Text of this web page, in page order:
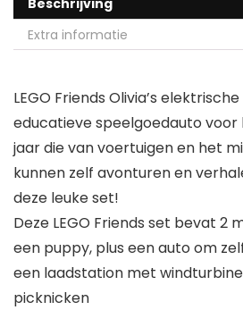
Beschrijving
Extra informatie
LEGO Friends Olivia’s
educatieve speelgoedauto voor
jaar die van voertuigen en het
kunnen zelf avonturen en
deze leuke set!
Deze LEGO Friends set bevat 2
een puppy, plus een auto om
een laadstation met
picknicken